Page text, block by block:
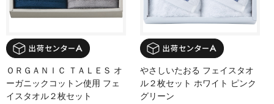
ＯＲＧＡＮＩＣ ＴＡＬＥＳ オ
ーガニックコットン使用 フェ
イスタオル２枚セット
やさしいたおる フェイスタオ
ル２枚セット ホワイト ピンク
グリーン